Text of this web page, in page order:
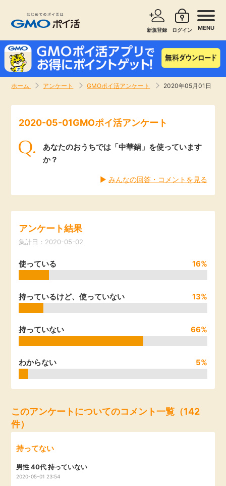
新規登録 ログイン MENU
ホーム アンケート GMOポイ活アンケート 2020年05月01日
新着
高還元
アンケート
ゲーム
ポイ活お得情報
カード比較
毎日ゲット
サービスで探す ショッピングで探す
旅行・レンタカー
エンタメ
暮らし
引っ越し
買取・査定
学び
月額有料サービス
銀行・金融・投資
家計の固定費
2020-05-01GMOポイ活アンケート
あなたのおうちでは「中華鍋」を使っています
か？
▶︎ みんなの回答・コメントを見る
アンケート結果
集計日：2020-05-02
使っている 16%
持っているけど、使っていない 13%
持っていない 66%
わからない 5%
このアンケートについてのコメント一覧（142
件）
持ってない
男性 40代 持っていない
2020-05-01 23:54